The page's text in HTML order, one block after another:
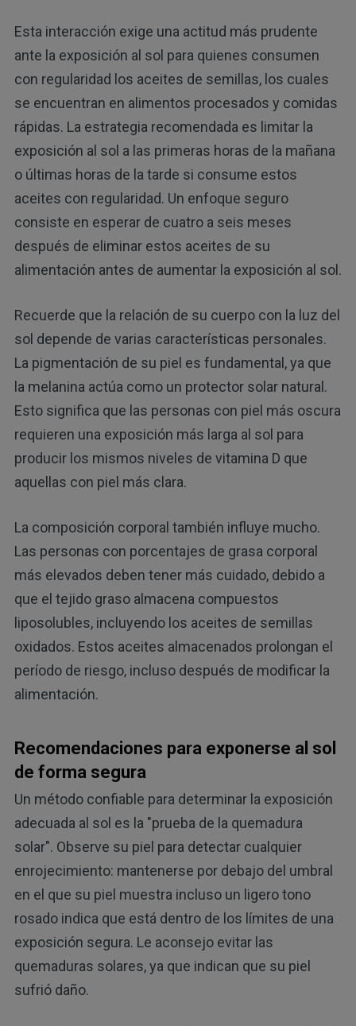
Esta interacción exige una actitud más prudente
ante la exposición al sol para quienes consumen
con regularidad los aceites de semillas, los cuales
se encuentran en alimentos procesados y comidas
rápidas. La estrategia recomendada es limitar la
exposición al sol a las primeras horas de la mañana
o últimas horas de la tarde si consume estos
aceites con regularidad. Un enfoque seguro
consiste en esperar de cuatro a seis meses
después de eliminar estos aceites de su
alimentación antes de aumentar la exposición al sol.
Recuerde que la relación de su cuerpo con la luz del
sol depende de varias características personales.
La pigmentación de su piel es fundamental, ya que
la melanina actúa como un protector solar natural.
Esto significa que las personas con piel más oscura
requieren una exposición más larga al sol para
producir los mismos niveles de vitamina D que
aquellas con piel más clara.
La composición corporal también influye mucho.
Las personas con porcentajes de grasa corporal
más elevados deben tener más cuidado, debido a
que el tejido graso almacena compuestos
liposolubles, incluyendo los aceites de semillas
oxidados. Estos aceites almacenados prolongan el
período de riesgo, incluso después de modificar la
alimentación.
Recomendaciones para exponerse al sol
de forma segura
Un método confiable para determinar la exposición
adecuada al sol es la "prueba de la quemadura
solar". Observe su piel para detectar cualquier
enrojecimiento: mantenerse por debajo del umbral
en el que su piel muestra incluso un ligero tono
rosado indica que está dentro de los límites de una
exposición segura. Le aconsejo evitar las
quemaduras solares, ya que indican que su piel
sufrió daño.